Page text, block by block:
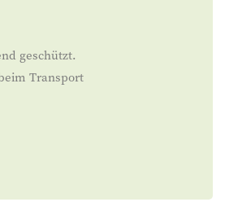
geschützt.
Transport